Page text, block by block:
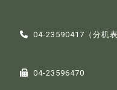
04-23590417（分机表
04-23596470